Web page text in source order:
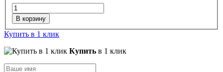
В корзину
Купить в 1 клик
Купить в 1 клик